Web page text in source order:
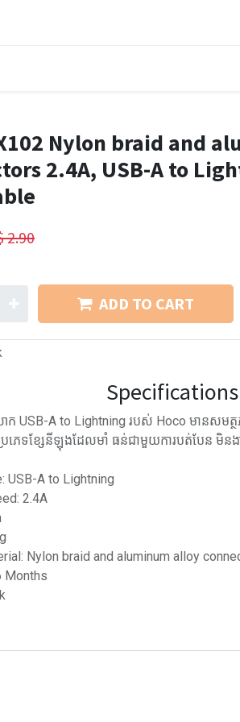
Nylon braid and
2.4A, USB-A to
2.90
ADD TO CART
Specifications
ាក USB-A to Lightning របស់ Hoco មានសមត្ថ
រភេទខ្សែនីឡុងដែលមាំ ធន់ជាមួយការបត់បែន មិនង
USB-A to Lightning
2.4A
Nylon braid and aluminum alloy
Months